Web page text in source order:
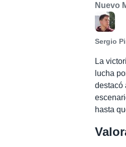
Nuevo
Sergio
La
lucha
destacó
hasta